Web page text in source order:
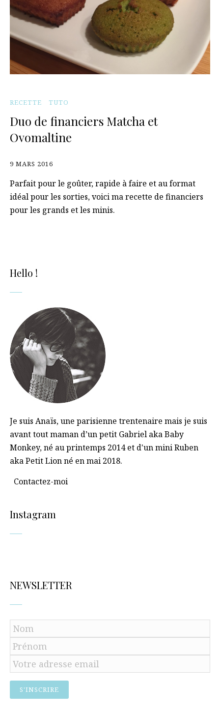
RECETTE TUTO
Duo de financiers Matcha et
Ovomaltine
9 MARS 2016
Parfait pour le goûter, rapide à faire et au format
idéal pour les sorties, voici ma recette de financiers
pour les grands et les minis.
Hello !
Je suis Anaïs, une parisienne trentenaire mais je suis
avant tout maman d’un petit Gabriel aka Baby
Monkey, né au printemps 2014 et d'un mini Ruben
aka Petit Lion né en mai 2018.
Contactez-moi
Instagram
NEWSLETTER